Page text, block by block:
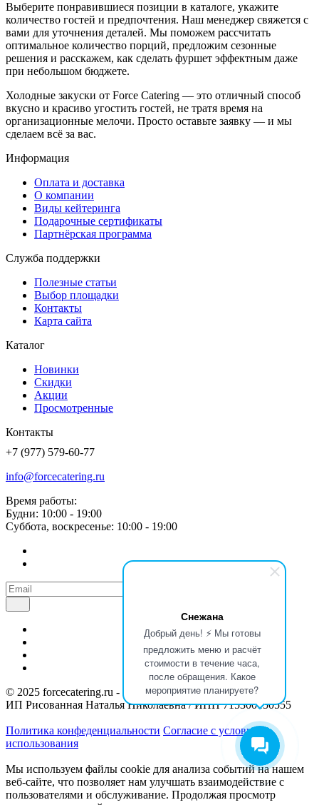
Снежана
Добрый день! ⚡ Мы готовы
предложить меню и расчёт
стоимости в течение часа,
после обращения. Какое
мероприятие планируете?
Выберите понравившиеся позиции в каталоге, укажите
количество гостей и предпочтения. Наш менеджер свяжется с
вами для уточнения деталей. Мы поможем рассчитать
оптимальное количество порций, предложим сезонные
решения и расскажем, как сделать фуршет эффектным даже
при небольшом бюджете.
Холодные закуски от Force Catering — это отличный способ
вкусно и красиво угостить гостей, не тратя время на
организационные мелочи. Просто оставьте заявку — и мы
сделаем всё за вас.
Информация
Оплата и доставка
О компании
Виды кейтеринга
Подарочные сертификаты
Партнёрская программа
Служба поддержки
Полезные статьи
Выбор площадки
Контакты
Карта сайта
Каталог
Новинки
Скидки
Акции
Просмотренные
Контакты
+7 (977) 579-60-77
info@forcecatering.ru
Время работы:
Будни: 10:00 - 19:00
Суббота, воскресенье: 10:00 - 19:00
© 2025 forcecatering.ru - кейтеринг по вашим правилам
ИП Рисованная Наталья Николаевна / ИНН 715300150555
Политика конфеденциальности Согласие с условиями
использования
Мы используем файлы cookie для анализа событий на нашем
веб-сайте, что позволяет нам улучшать взаимодействие с
пользователями и обслуживание. Продолжая просмотр